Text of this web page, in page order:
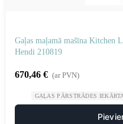
Gaļas maļamā mašīna Kitchen
Hendi 210819
670,46 € (ar PVN)
GAĻAS PĀRSTRĀDES